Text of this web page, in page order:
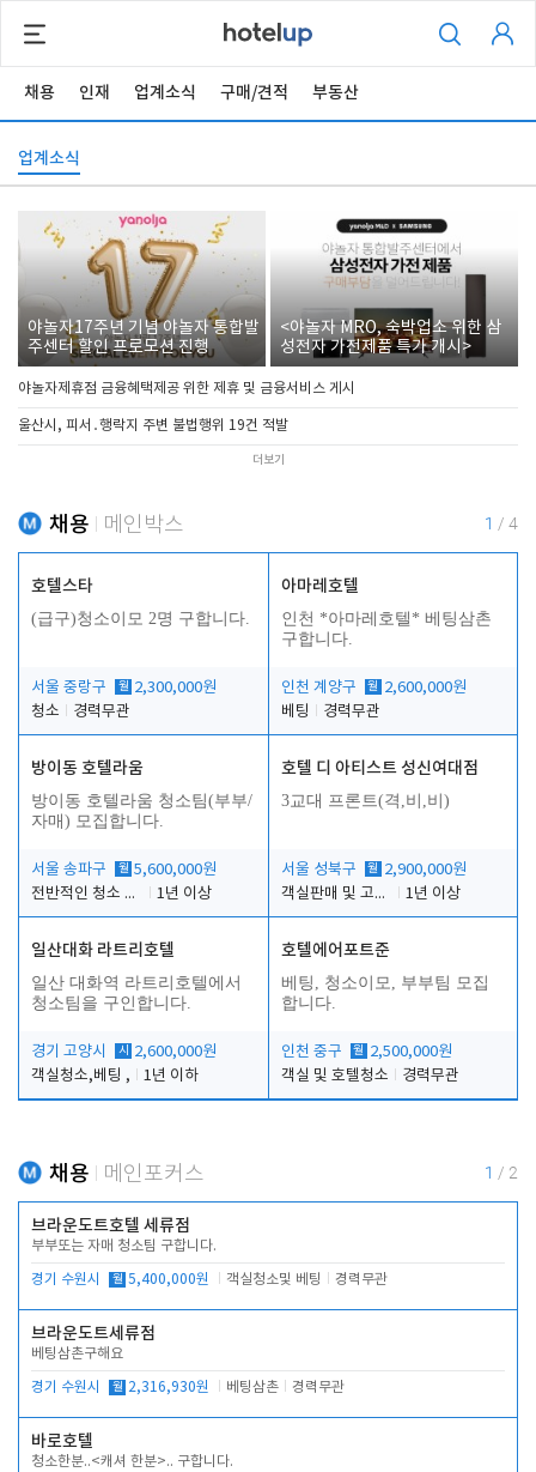
채용 인재 업계소식 구매/견적 부동산
업계소식
야놀자17주년 기념 야놀자 통합발
주센터 할인 프로모션 진행
<야놀자 MRO, 숙박업소 위한 삼
성전자 가전제품 특가 개시>
야놀자제휴점 금융혜택제공 위한 제휴 및 금융서비스 게시
울산시, 피서․행락지 주변 불법행위 19건 적발
더보기
채용 메인박스 1 / 4
호텔스타
(급구)청소이모 2명 구합니다.
서울 중랑구 월 2,300,000원
청소
경력무관
아마레호텔
인천 *아마레호텔* 베팅삼촌
구합니다.
인천 계양구 월 2,600,000원
베팅
경력무관
방이동 호텔라움
방이동 호텔라움 청소팀(부부/
자매) 모집합니다.
서울 송파구 월 5,600,000원
전반적인 청소 업무(객실청소.객실정리)
1년 이상
호텔 디 아티스트 성신여대점
3교대 프론트(격,비,비)
서울 성북구 월 2,900,000원
객실판매 및 고객응대
1년 이상
일산대화 라트리호텔
일산 대화역 라트리호텔에서
청소팀을 구인합니다.
경기 고양시 시
2,600,000원
객실청소,베팅 ,
1년 이하
호텔에어포트준
베팅, 청소이모, 부부팀 모집
합니다.
인천 중구 월 2,500,000원
객실 및 호텔청소
경력무관
채용 메인포커스 1 / 2
브라운도트호텔 세류점
부부또는 자매 청소팀 구합니다.
경기 수원시 월 5,400,000원 객실청소및 베팅 경력무관
브라운도트세류점
베팅삼촌구해요
경기 수원시 월 2,316,930원 베팅삼촌 경력무관
바로호텔
청소한분..<캐셔 한분>.. 구합니다.